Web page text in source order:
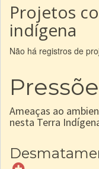
Projetos
indígena
Não há registros de
Ameaças ao
nesta Terra